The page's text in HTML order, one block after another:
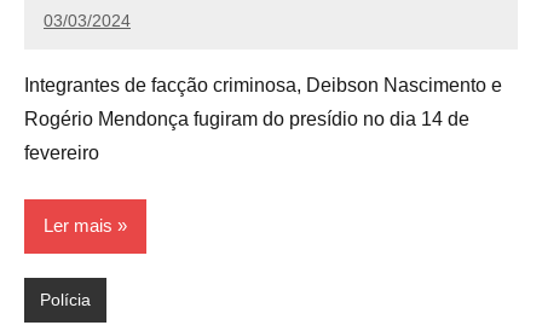
03/03/2024
Redação
Integrantes de facção criminosa, Deibson Nascimento e
Rogério Mendonça fugiram do presídio no dia 14 de
fevereiro
Ler mais
Polícia